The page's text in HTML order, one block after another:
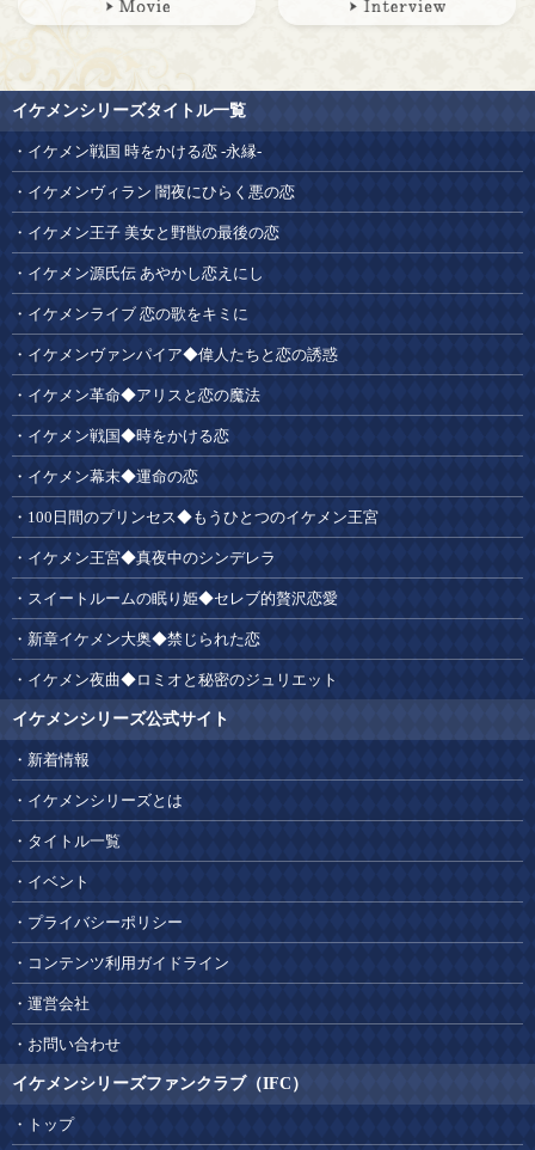
イケメンシリーズタイトル一覧
イケメン戦国 時をかける恋 -永縁-
イケメンヴィラン 闇夜にひらく悪の恋
イケメン王子 美女と野獣の最後の恋
イケメン源氏伝 あやかし恋えにし
イケメンライブ 恋の歌をキミに
イケメンヴァンパイア◆偉人たちと恋の誘惑
イケメン革命◆アリスと恋の魔法
イケメン戦国◆時をかける恋
イケメン幕末◆運命の恋
100日間のプリンセス◆もうひとつのイケメン王宮
イケメン王宮◆真夜中のシンデレラ
スイートルームの眠り姫◆セレブ的贅沢恋愛
新章イケメン大奥◆禁じられた恋
イケメン夜曲◆ロミオと秘密のジュリエット
イケメンシリーズ公式サイト
新着情報
イケメンシリーズとは
タイトル一覧
イベント
プライバシーポリシー
コンテンツ利用ガイドライン
運営会社
お問い合わせ
イケメンシリーズファンクラブ（IFC）
トップ